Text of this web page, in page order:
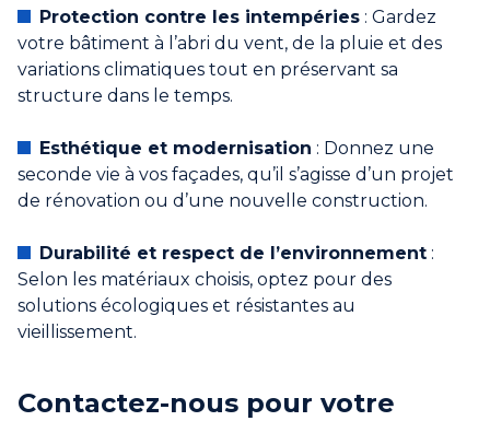
Protection contre les intempéries : Gardez
votre bâtiment à l’abri du vent, de la pluie et des
variations climatiques tout en préservant sa
structure dans le temps.
Esthétique et modernisation : Donnez une
seconde vie à vos façades, qu’il s’agisse d’un projet
de rénovation ou d’une nouvelle construction.
Durabilité et respect de l’environnement :
Selon les matériaux choisis, optez pour des
solutions écologiques et résistantes au
vieillissement.
Contactez-nous pour votre